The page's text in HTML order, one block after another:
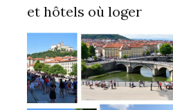
et hôtels où loger